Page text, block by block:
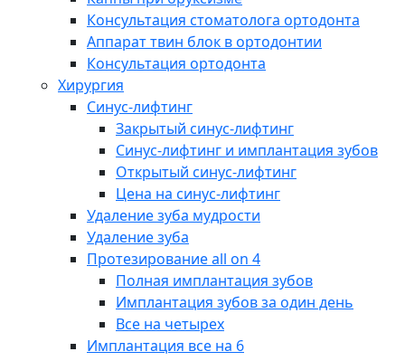
Консультация стоматолога ортодонта
Аппарат твин блок в ортодонтии
Консультация ортодонта
Хирургия
Синус-лифтинг
Закрытый синус-лифтинг
Синус-лифтинг и имплантация зубов
Открытый синус-лифтинг
Цена на синус-лифтинг
Удаление зуба мудрости
Удаление зуба
Протезирование all on 4
Полная имплантация зубов
Имплантация зубов за один день
Все на четырех
Имплантация все на 6